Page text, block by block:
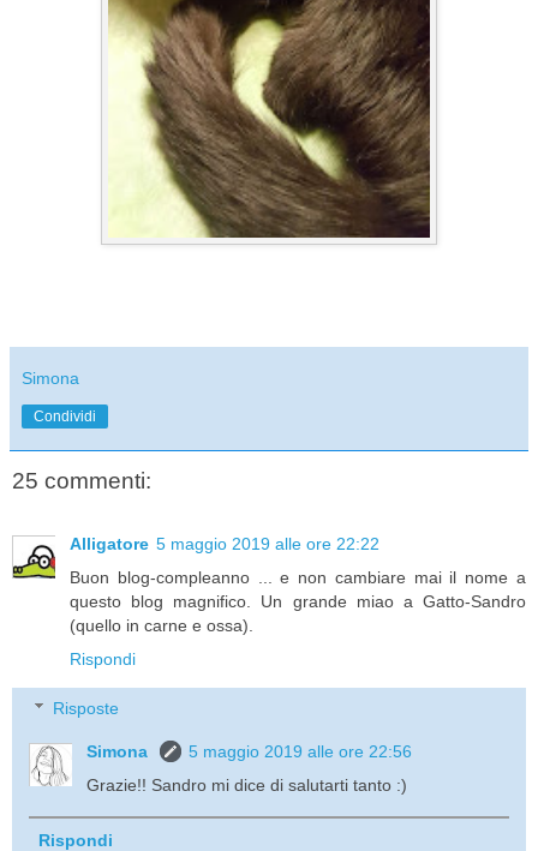
Simona
Condividi
25 commenti:
Alligatore 5 maggio 2019 alle ore 22:22
Buon blog-compleanno ... e non cambiare mai il nome a
questo blog magnifico. Un grande miao a Gatto-Sandro
(quello in carne e ossa).
Rispondi
Risposte
Simona
5 maggio 2019 alle ore 22:56
Grazie!! Sandro mi dice di salutarti tanto :)
Rispondi